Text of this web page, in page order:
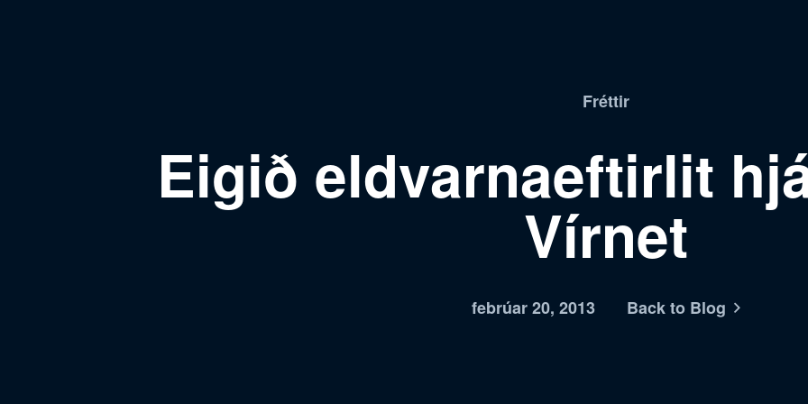
Fréttir
Eigið eldvarnaeftirlit
Vírnet
febrúar 20, 2013 Back to Blog